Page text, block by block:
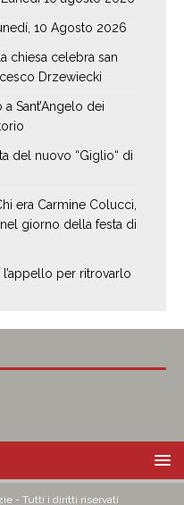
10 Agosto 2026
chiesa celebra san
Drzewiecki
Sant’Angelo dei
del nuovo “Giglio“ di
era Carmine Colucci,
giorno della festa di
l’appello per ritrovarlo
- Tutti i diritti riservati